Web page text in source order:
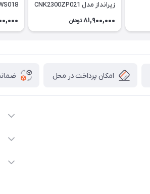
زیرانداز مدل CNK2300ZP021
| Village 6
81,900,000 تومان
امکان پرداخت در محل